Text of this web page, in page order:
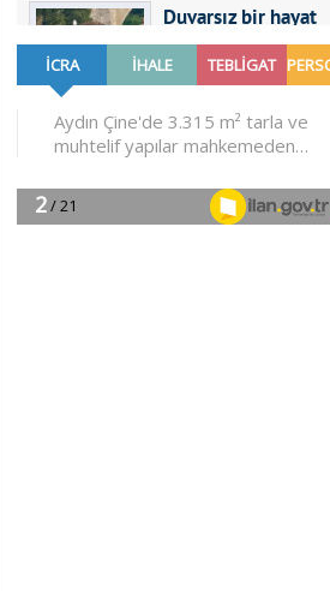
Duvarsız bir hayat
Furkan SARICA
GÜNDEMDE NELER
OLMALI?